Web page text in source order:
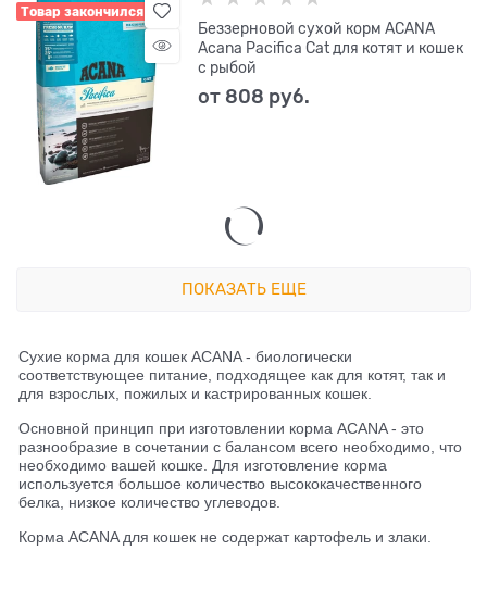
Товар закончился
Беззерновой сухой корм ACANA
Acana Pacifica Cat для котят и кошек
с рыбой
от 808 руб.
ПОКАЗАТЬ ЕЩЕ
Сухие корма для кошек ACANA - биологически
соответствующее питание, подходящее как для котят, так и
для взрослых, пожилых и кастрированных кошек.
Основной принцип при изготовлении корма ACANA - это
разнообразие в сочетании с балансом всего необходимо, что
необходимо вашей кошке. Для изготовление корма
используется большое количество высококачественного
белка, низкое количество углеводов.
Корма ACANA для кошек не содержат картофель и злаки.